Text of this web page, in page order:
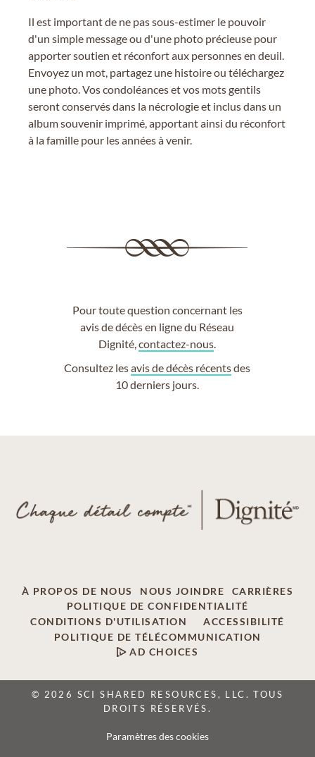
Il est important de ne pas sous-estimer le pouvoir
d'un simple message ou d'une photo précieuse pour
apporter soutien et réconfort aux personnes en deuil.
Envoyez un mot, partagez une histoire ou téléchargez
une photo. Vos condoléances et vos mots gentils
seront conservés dans la nécrologie et inclus dans un
album souvenir imprimé, apportant ainsi du réconfort
à la famille pour les années à venir.
Pour toute question concernant les
avis de décès en ligne du Réseau
Dignité,contactez-nous
Consultez lesavis de décès récentsdes
10 derniers jours.
À PROPOS DE NOUS NOUS JOINDRE
CARRIÈRES
POLITIQUE DE CONFIDENTIALITÉ
CONDITIONS D'UTILISATION
ACCESSIBILITÉ
POLITIQUE DE TÉLÉCOMMUNICATION
AD CHOICES
© 2026 SCI SHARED RESOURCES, LLC. TOUS
DROITS RÉSERVÉS.
Paramètres des cookies